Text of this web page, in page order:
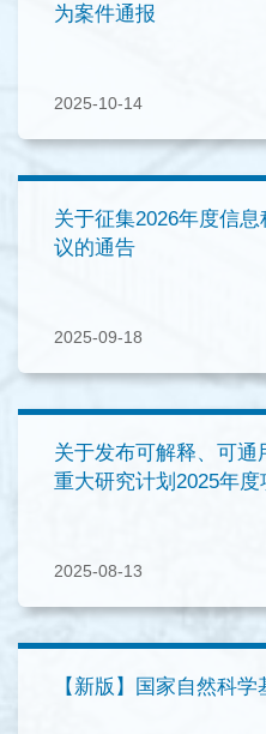
为案件通报
2025-10-14
关于征集2026年度信
议的通告
2025-09-18
关于发布可解释、可
重大研究计划2025年
2025-08-13
【新版】国家自然科